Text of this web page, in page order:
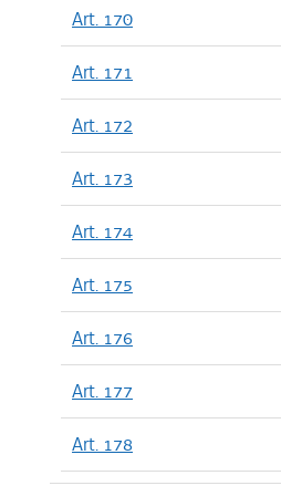
Art. 170
Art. 171
Art. 172
Art. 173
Art. 174
Art. 175
Art. 176
Art. 177
Art. 178